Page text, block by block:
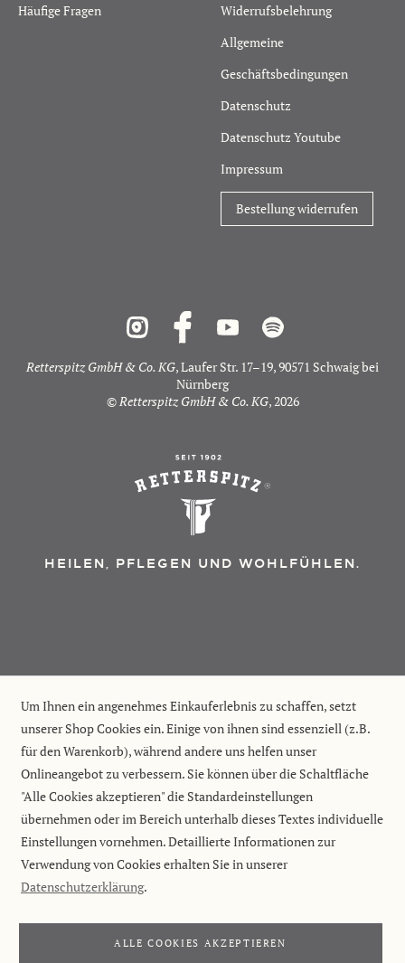
Häufige Fragen
Widerrufsbelehrung
Allgemeine
Geschäftsbedingungen
Datenschutz
Datenschutz Youtube
Impressum
Bestellung widerrufen
Retterspitz GmbH & Co. KG, Laufer Str. 17–19, 90571 Schwaig bei
Nürnberg
© Retterspitz GmbH & Co. KG, 2026
HEILEN, PFLEGEN UND WOHLFÜHLEN.
Um Ihnen ein angenehmes Einkauferlebnis zu schaffen, setzt
unserer Shop Cookies ein. Einige von ihnen sind essenziell (z.B.
für den Warenkorb), während andere uns helfen unser
Onlineangebot zu verbessern. Sie können über die Schaltfläche
"Alle Cookies akzeptieren" die Standardeinstellungen
übernehmen oder im Bereich unterhalb dieses Textes individuelle
Einstellungen vornehmen. Detaillierte Informationen zur
Verwendung von Cookies erhalten Sie in unserer
Datenschutzerklärung.
ALLE COOKIES AKZEPTIEREN